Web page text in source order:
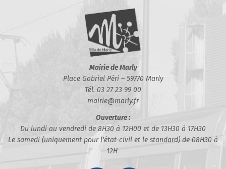
Mairie de Marly
Place Gabriel Péri – 59770 Marly
Tél. 03 27 23 99 00
mairie@marly.fr
Ouverture :
Du lundi au vendredi de 8H30 à 12H00 et de 13H30 à 17H30
Le samedi (uniquement pour l'état-civil et le standard) de 08H30 à
12H